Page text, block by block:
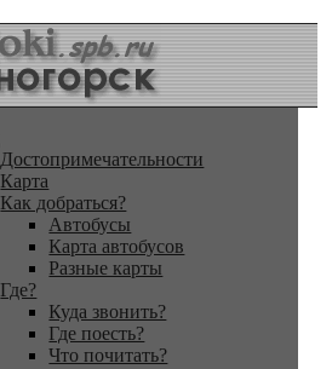
Достопримечательности
Карта
Как добраться?
Автобусы
Карта автобусов
Разные карты
Где?
Куда звонить?
Где поесть?
Что почитать?